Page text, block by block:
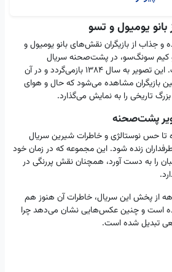
یومیول و تسو
و جذاب از بازیگران نقش‌های بانو یومیول و
کیم سونگ‌سو، در پشت‌صحنه سریال
«جومونگ» منتشر شده است. این تصویر به سال ۱۳۸۴ بازمی‌گردد و در آن
بازیگران مشاهده می‌شود که حال و هوای
تاریخی را به نمایش می‌گذارد.
پشت‌صحنه
تا حس نوستالژی و خاطرات شیرین سریال
زنده شود. این مجموعه که در زمان خود
را به دست آورد، همچنان نقش پررنگی در
از پخش این سریال، خاطرات آن هنوز هم
زنده است و چنین عکس‌هایی نشان می‌دهد چرا
تبدیل شده است.